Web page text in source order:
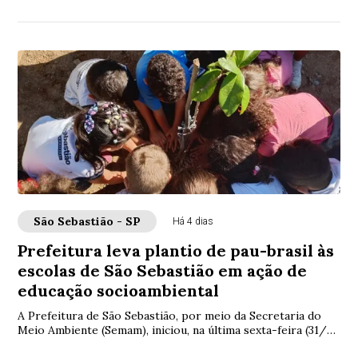
São Sebastião - SP Há 4 dias
Prefeitura leva plantio de pau-brasil às
escolas de São Sebastião em ação de
educação socioambiental
A Prefeitura de São Sebastião, por meio da Secretaria do
Meio Ambiente (Semam), iniciou, na última sexta-feira (31/7),